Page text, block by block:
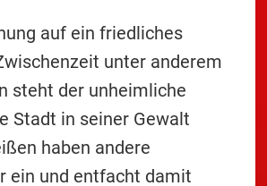
auf ein friedliches
unter anderem
steht der unheimliche
Stadt in seiner Gewalt
haben andere
ein und entfacht damit